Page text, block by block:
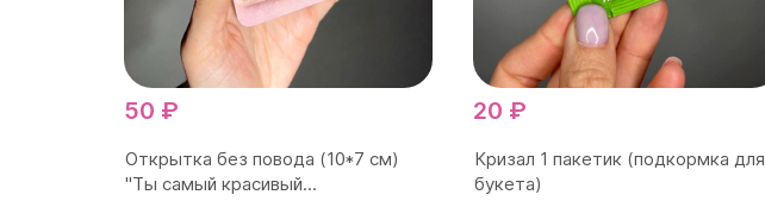
50 ₽
Открытка без повода (10*7 см)
"Ты самый красивый...
20 ₽
Кризал 1 пакетик (подкормка для
букета)